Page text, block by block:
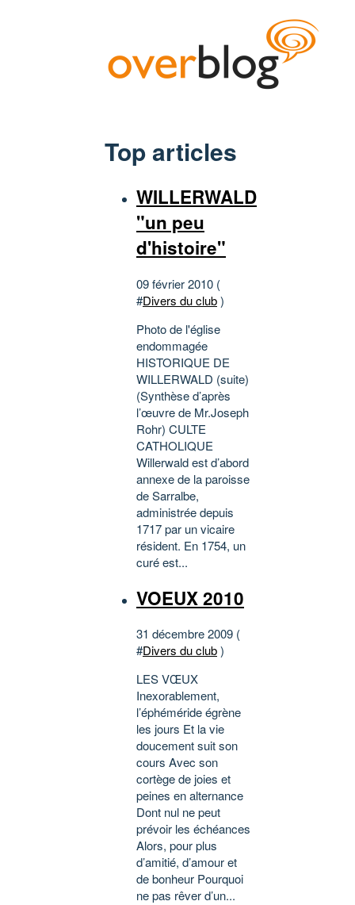
Top articles
WILLERWALD
"un peu
d'histoire"
09 février 2010 (
#Divers du club)
Photo de l'église
endommagée
HISTORIQUE DE
WILLERWALD (suite)
(Synthèse d’après
l’œuvre de Mr.Joseph
Rohr) CULTE
CATHOLIQUE
Willerwald est d’abord
annexe de la paroisse
de Sarralbe,
administrée depuis
1717 par un vicaire
résident. En 1754, un
curé est...
VOEUX 2010
31 décembre 2009 (
#Divers du club)
LES VŒUX
Inexorablement,
l’éphéméride égrène
les jours Et la vie
doucement suit son
cours Avec son
cortège de joies et
peines en alternance
Dont nul ne peut
prévoir les échéances
Alors, pour plus
d’amitié, d’amour et
de bonheur Pourquoi
ne pas rêver d’un...